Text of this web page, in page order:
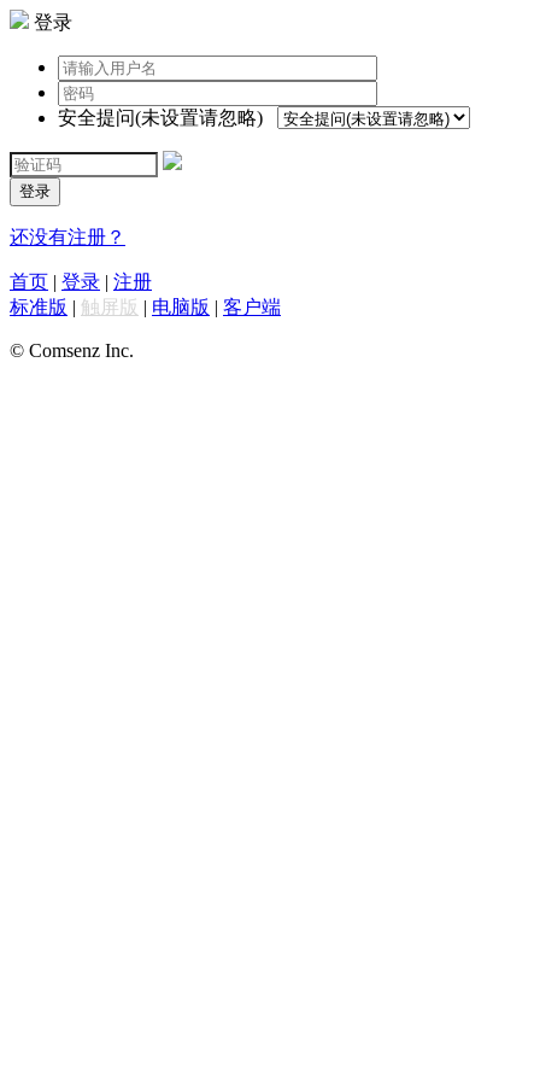
登录
安全提问(未设置请忽略)
登录
还没有注册？
首页 | 登录 | 注册
标准版 | 触屏版 | 电脑版 | 客户端
© Comsenz Inc.